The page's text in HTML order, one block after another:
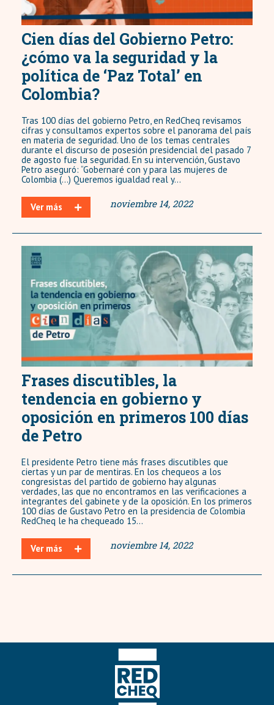
Cien días del Gobierno Petro:
¿cómo va la seguridad y la
política de ‘Paz Total’ en
Colombia?
Tras 100 días del gobierno Petro, en RedCheq revisamos
cifras y consultamos expertos sobre el panorama del país
en materia de seguridad. Uno de los temas centrales
durante el discurso de posesión presidencial del pasado 7
de agosto fue la seguridad. En su intervención, Gustavo
Petro aseguró: “Gobernaré con y para las mujeres de
Colombia (…) Queremos igualdad real y...
Ver más noviembre 14, 2022
Frases discutibles, la
tendencia en gobierno y
oposición en primeros 100 días
de Petro
El presidente Petro tiene más frases discutibles que
ciertas y un par de mentiras. En los chequeos a los
congresistas del partido de gobierno hay algunas
verdades, las que no encontramos en las verificaciones a
integrantes del gabinete y de la oposición. En los primeros
100 días de Gustavo Petro en la presidencia de Colombia
RedCheq le ha chequeado 15...
Ver más noviembre 14, 2022